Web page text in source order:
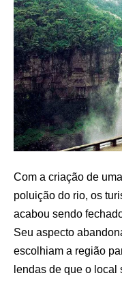
Com a criação de
poluição do rio, os
acabou sendo
Seu aspecto
escolhiam a região
lendas de que o local